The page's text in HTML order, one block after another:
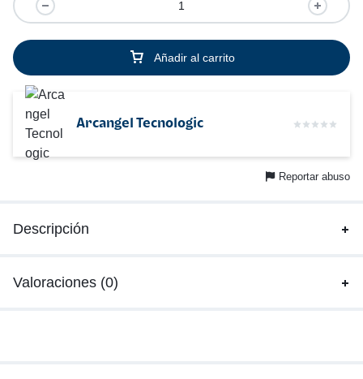
Añadir al carrito
Arcangel Tecnologic
Reportar abuso
Descripción
Valoraciones (0)